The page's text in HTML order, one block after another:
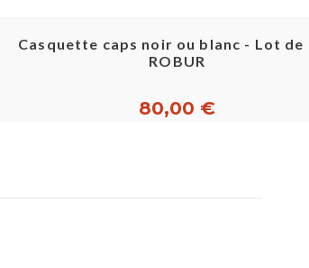
Casquette caps noir ou blanc - Lot de
ROBUR
80,00 €